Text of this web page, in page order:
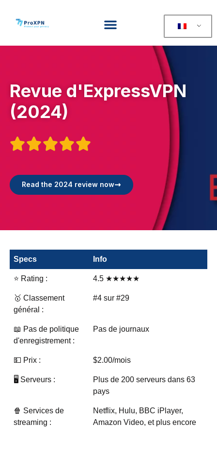
Revue d'ExpressVPN
(2024)

Read the 2024 review now
Specs Info
⭐ Rating : 4.5 ★★★★★
🥇 Classement
général :
#4 sur #29
📖 Pas de politique
d'enregistrement :
Pas de journaux
💵 Prix : $2.00/mois
🖥️ Serveurs :
Plus de 200 serveurs dans 63
pays
🍿 Services de
streaming :
Netflix, Hulu, BBC iPlayer,
Amazon Video, et plus encore